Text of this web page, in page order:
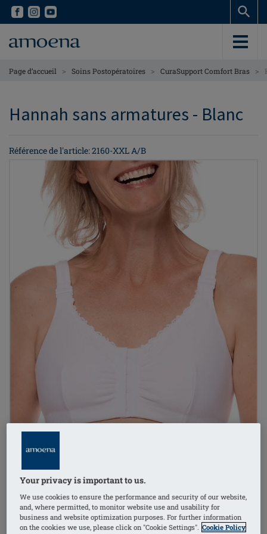
Skip
content
Skip
content
Page d’accueil > Soins Postopératoires > CuraSupport Comfort Bras >
Hannah sans armatures - Blanc
Référence de l'article: 2160-XXL A/B
1/6
Your privacy is important to us.
We use cookies to ensure the performance and security of our website,
and, where permitted, to monitor website use and usability for
business and website optimization purposes. For further information
on the cookies we use, please click on "Cookie Settings". Cookie Policy